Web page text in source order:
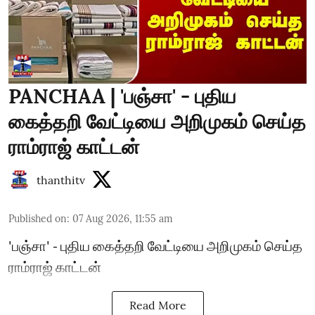
PANCHAA | 'பஞ்சா' - புதிய
கைத்தறி வேட்டியை அறிமுகம் செய்த
ராம்ராஜ் காட்டன்
thanthitv
Published on: 07 Aug 2026, 11:55 am
'பஞ்சா' - புதிய கைத்தறி வேட்டியை அறிமுகம் செய்த
ராம்ராஜ் காட்டன்
Read More